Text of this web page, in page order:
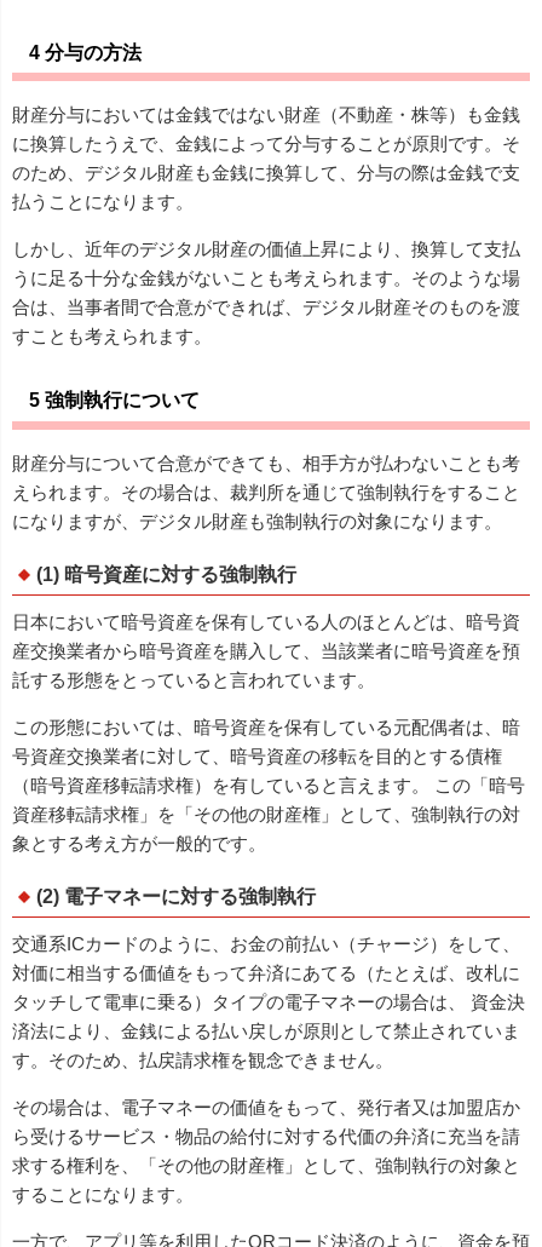
4 分与の方法
財産分与においては金銭ではない財産（不動産・株等）も金銭
に換算したうえで、金銭によって分与することが原則です。そ
のため、デジタル財産も金銭に換算して、分与の際は金銭で支
払うことになります。
しかし、近年のデジタル財産の価値上昇により、換算して支払
うに足る十分な金銭がないことも考えられます。そのような場
合は、当事者間で合意ができれば、デジタル財産そのものを渡
すことも考えられます。
5 強制執行について
財産分与について合意ができても、相手方が払わないことも考
えられます。その場合は、裁判所を通じて強制執行をすること
になりますが、デジタル財産も強制執行の対象になります。
(1) 暗号資産に対する強制執行
日本において暗号資産を保有している人のほとんどは、暗号資
産交換業者から暗号資産を購入して、当該業者に暗号資産を預
託する形態をとっていると言われています。
この形態においては、暗号資産を保有している元配偶者は、暗
号資産交換業者に対して、暗号資産の移転を目的とする債権
（暗号資産移転請求権）を有していると言えます。 この「暗号
資産移転請求権」を「その他の財産権」として、強制執行の対
象とする考え方が一般的です。
(2) 電子マネーに対する強制執行
交通系ICカードのように、お金の前払い（チャージ）をして、
対価に相当する価値をもって弁済にあてる（たとえば、改札に
タッチして電車に乗る）タイプの電子マネーの場合は、 資金決
済法により、金銭による払い戻しが原則として禁止されていま
す。そのため、払戻請求権を観念できません。
その場合は、電子マネーの価値をもって、発行者又は加盟店か
ら受けるサービス・物品の給付に対する代価の弁済に充当を請
求する権利を、「その他の財産権」として、強制執行の対象と
することになります。
一方で、アプリ等を利用したQRコード決済のように、資金を預